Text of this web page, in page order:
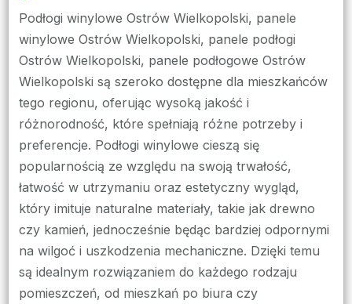
winylowe
w
Ostrów
Wielkopolski:
Wybór
odporny
na
wilgoć
i
łatwy
w
utrzymaniu
Podłogi winylowe Ostrów Wielkopolski, panele
winylowe Ostrów Wielkopolski, panele podłogi
Ostrów Wielkopolski, panele podłogowe Ostrów
Wielkopolski są szeroko dostępne dla mieszkańców
tego regionu, oferując wysoką jakość i
różnorodność, które spełniają różne potrzeby i
preferencje. Podłogi winylowe cieszą się
popularnością ze względu na swoją trwałość,
łatwość w utrzymaniu oraz estetyczny wygląd,
który imituje naturalne materiały, takie jak drewno
czy kamień, jednocześnie będąc bardziej odpornymi
na wilgoć i uszkodzenia mechaniczne. Dzięki temu
są idealnym rozwiązaniem do każdego rodzaju
pomieszczeń, od mieszkań po biura czy